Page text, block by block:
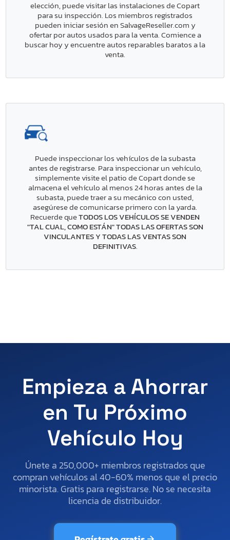
elección, puede visitar las instalaciones de Copart
para su inspección. Los miembros registrados
pueden iniciar sesión en SalvageReseller.com y
ofertar por autos usados para la venta. Comience a
buscar hoy y encuentre autos reparables baratos a la
venta.
Puede inspeccionar los vehículos de la subasta
antes de registrarse. Para inspeccionar un vehículo,
simplemente visite el patio de Copart donde se
almacena el vehículo al menos 24 horas antes de la
subasta, puede traer a su mecánico con usted,
asegúrese de comunicarse primero con la yarda.
Recuerde queTODOS LOS VEHÍCULOS SE VENDEN
"TAL CUAL, COMO ESTÁN" TODAS LAS OFERTAS SON
VINCULANTES Y TODAS LAS VENTAS SON
DEFINITIVAS.
Empieza a Ahorrar
en Tu Próximo
Vehículo Hoy
Únete a 250,000+ miembros registrados que
compran vehículos al 40-60% menos que el precio
minorista. Gratis para registrarse. No se necesita
licencia de distribuidor.